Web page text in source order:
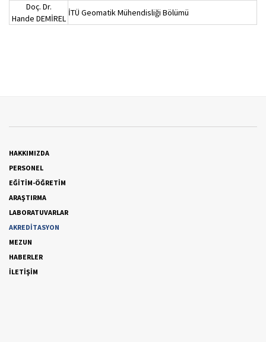
Doç. Dr.
Hande DEMİREL
İTÜ Geomatik Mühendisliği Bölümü
HAKKIMIZDA
PERSONEL
EĞİTİM-ÖĞRETİM
ARAŞTIRMA
LABORATUVARLAR
AKREDİTASYON
MEZUN
HABERLER
İLETİŞİM